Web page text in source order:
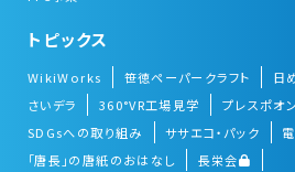
トピックス
WikiWorks 笹徳ペーパークラフト
日
さいデラ
360°VR工場見学
プレスポオ
SDGsへの取り組み
ササエコ・パック
「唐長」の唐紙のおはなし
長栄会